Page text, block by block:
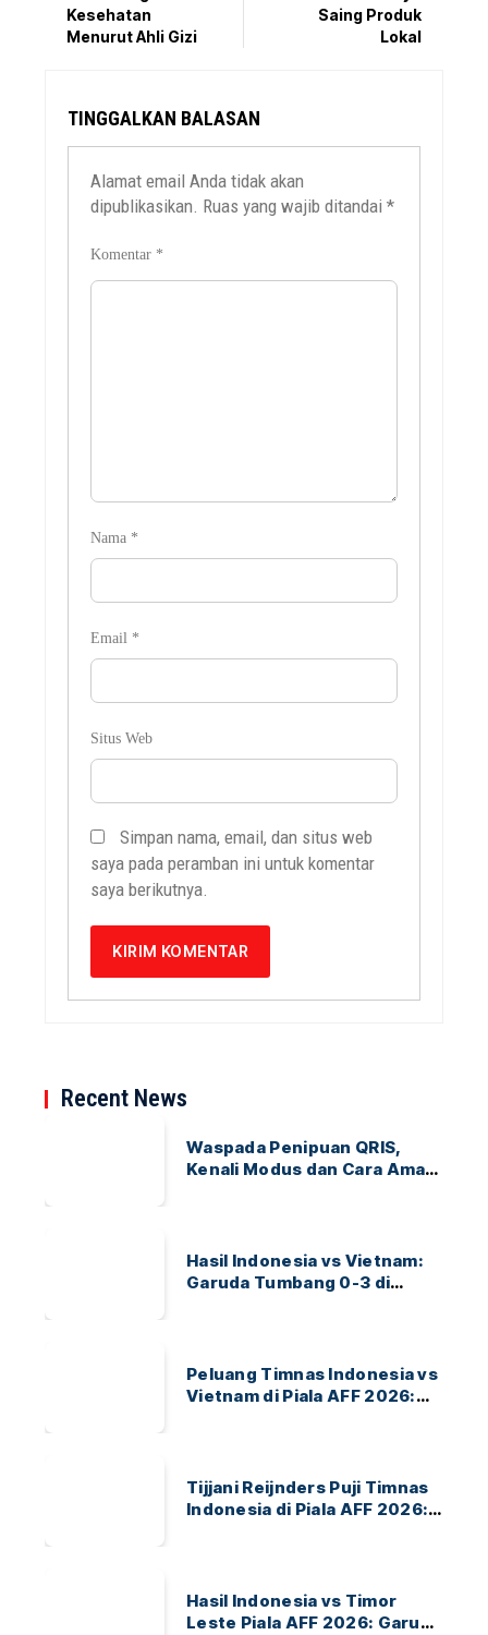
Kesehatan
Menurut Ahli Gizi
Saing Produk
Lokal
TINGGALKAN BALASAN
Alamat email Anda tidak akan
dipublikasikan. Ruas yang wajib ditandai*
Komentar *
Nama *
Email *
Situs Web
Simpan nama, email, dan situs web
saya pada peramban ini untuk komentar
saya berikutnya.
Recent News
Waspada Penipuan QRIS,
Kenali Modus dan Cara Aman
Hasil Indonesia vs Vietnam:
Garuda Tumbang 0-3 di
Peluang Timnas Indonesia vs
Vietnam di Piala AFF 2026:
Tijjani Reijnders Puji Timnas
Indonesia di Piala AFF 2026:
Hasil Indonesia vs Timor
Leste Piala AFF 2026: Garuda